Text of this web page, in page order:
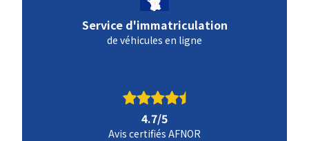
Service d'immatriculation
de véhicules en ligne
4.7/5
Avis certifiés AFNOR